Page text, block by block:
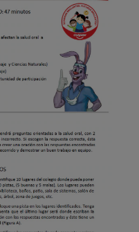
CHEQUEO DE SALUD BUCAL
SELECCIÓN DE PRODUCTOS
PARA PROFESIONALES
SUSCRÍBETE